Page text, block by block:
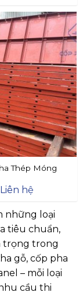
Thép Móng
Liên hệ
những loại
tiêu chuẩn,
trọng trong
gỗ, cốp pha
– mỗi loại
cầu thi